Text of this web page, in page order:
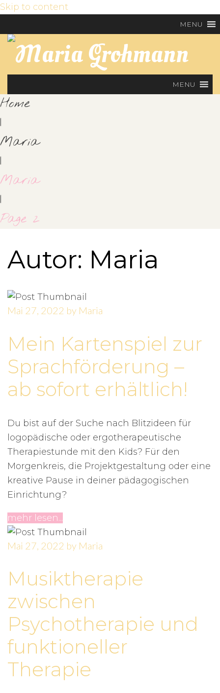
Skip to content
MENU
MENU
Home
|
Maria
|
Maria
|
Page 2
Autor: Maria
Mai 27, 2022 by Maria
Mein Kartenspiel zur
Sprachförderung –
ab sofort erhältlich!
Du bist auf der Suche nach Blitzideen für
logopädische oder ergotherapeutische
Therapiestunde mit den Kids? Für den
Morgenkreis, die Projektgestaltung oder eine
kreative Pause in deiner pädagogischen
Einrichtung?
mehr lesen...
Mai 27, 2022 by Maria
Musiktherapie
zwischen
Psychotherapie und
funktioneller
Therapie